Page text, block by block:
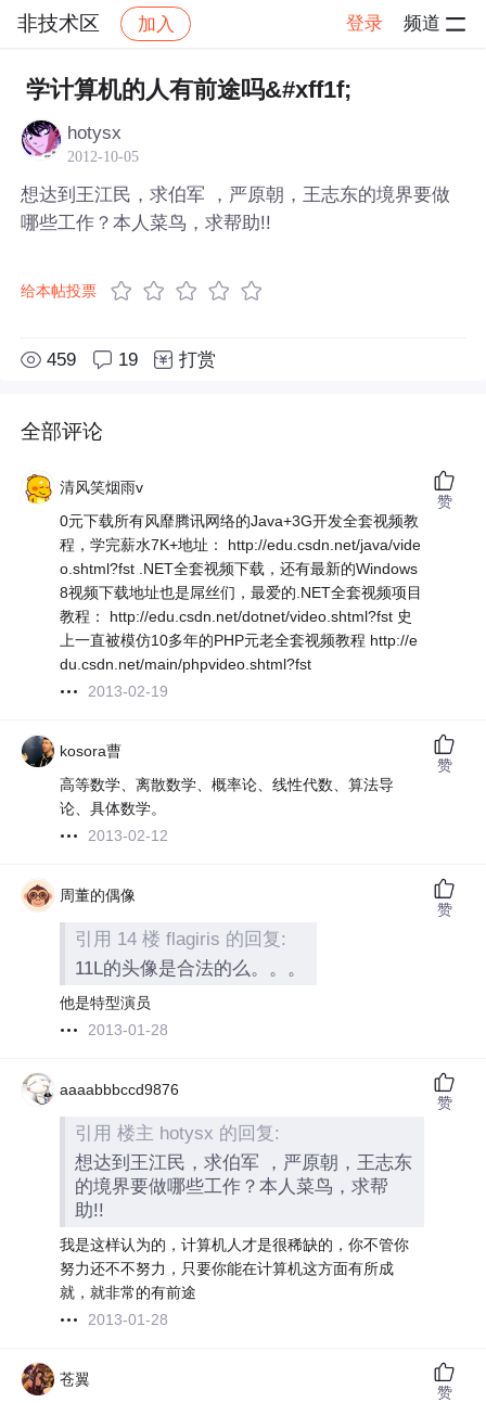
非技术区 加入 登录 频道
社区 非技术区 帖子详情
学计算机的人有前途吗&#xff1f;
hotysx
2012-10-05
想达到王江民，求伯军 ，严原朝，王志东的境界要做
哪些工作？本人菜鸟，求帮助!!
给本帖投票
459 19 打赏
全部评论
清风笑烟雨v
0元下载所有风靡腾讯网络的Java+3G开发全套视频教
程，学完薪水7K+地址： http://edu.csdn.net/java/vide
o.shtml?fst .NET全套视频下载，还有最新的Windows
8视频下载地址也是屌丝们，最爱的.NET全套视频项目
教程： http://edu.csdn.net/dotnet/video.shtml?fst 史
上一直被模仿10多年的PHP元老全套视频教程 http://e
du.csdn.net/main/phpvideo.shtml?fst
2013-02-19
赞
kosora曹
高等数学、离散数学、概率论、线性代数、算法导
论、具体数学。
2013-02-12
赞
周董的偶像
引用 14 楼 flagiris 的回复:
11L的头像是合法的么。。。
他是特型演员
2013-01-28
赞
aaaabbbccd9876
引用 楼主 hotysx 的回复:
想达到王江民，求伯军 ，严原朝，王志东
的境界要做哪些工作？本人菜鸟，求帮
助!!
我是这样认为的，计算机人才是很稀缺的，你不管你
努力还不不努力，只要你能在计算机这方面有所成
就，就非常的有前途
2013-01-28
赞
苍翼
赞